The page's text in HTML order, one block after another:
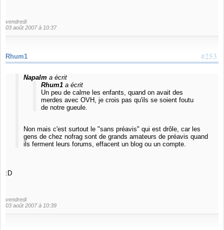
vendredi
03 août 2007 à 10:37
#253
Rhum1
Napalm a écrit
Rhum1 a écrit
Un peu de calme les enfants, quand on avait des
merdes avec OVH, je crois pas qu'ils se soient foutu
de notre gueule.
Non mais c'est surtout le "sans préavis" qui est drôle, car les
gens de chez nofrag sont de grands amateurs de préavis quand
ils ferment leurs forums, effacent un blog ou un compte.
:D
vendredi
03 août 2007 à 10:39